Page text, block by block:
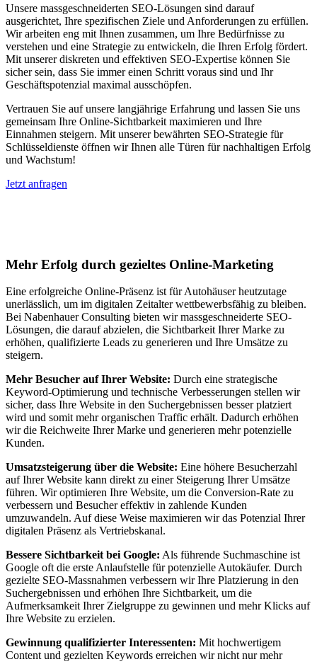
Unsere massgeschneiderten SEO-Lösungen sind darauf
ausgerichtet, Ihre spezifischen Ziele und Anforderungen zu erfüllen.
Wir arbeiten eng mit Ihnen zusammen, um Ihre Bedürfnisse zu
verstehen und eine Strategie zu entwickeln, die Ihren Erfolg fördert.
Mit unserer diskreten und effektiven SEO-Expertise können Sie
sicher sein, dass Sie immer einen Schritt voraus sind und Ihr
Geschäftspotenzial maximal ausschöpfen.
Vertrauen Sie auf unsere langjährige Erfahrung und lassen Sie uns
gemeinsam Ihre Online-Sichtbarkeit maximieren und Ihre
Einnahmen steigern. Mit unserer bewährten SEO-Strategie für
Schlüsseldienste öffnen wir Ihnen alle Türen für nachhaltigen Erfolg
und Wachstum!
Jetzt anfragen
Mehr Erfolg durch gezieltes Online-Marketing
Eine erfolgreiche Online-Präsenz ist für Autohäuser heutzutage
unerlässlich, um im digitalen Zeitalter wettbewerbsfähig zu bleiben.
Bei Nabenhauer Consulting bieten wir massgeschneiderte SEO-
Lösungen, die darauf abzielen, die Sichtbarkeit Ihrer Marke zu
erhöhen, qualifizierte Leads zu generieren und Ihre Umsätze zu
steigern.
Mehr Besucher auf Ihrer Website: Durch eine strategische
Keyword-Optimierung und technische Verbesserungen stellen wir
sicher, dass Ihre Website in den Suchergebnissen besser platziert
wird und somit mehr organischen Traffic erhält. Dadurch erhöhen
wir die Reichweite Ihrer Marke und generieren mehr potenzielle
Kunden.
Umsatzsteigerung über die Website: Eine höhere Besucherzahl
auf Ihrer Website kann direkt zu einer Steigerung Ihrer Umsätze
führen. Wir optimieren Ihre Website, um die Conversion-Rate zu
verbessern und Besucher effektiv in zahlende Kunden
umzuwandeln. Auf diese Weise maximieren wir das Potenzial Ihrer
digitalen Präsenz als Vertriebskanal.
Bessere Sichtbarkeit bei Google: Als führende Suchmaschine ist
Google oft die erste Anlaufstelle für potenzielle Autokäufer. Durch
gezielte SEO-Massnahmen verbessern wir Ihre Platzierung in den
Suchergebnissen und erhöhen Ihre Sichtbarkeit, um die
Aufmerksamkeit Ihrer Zielgruppe zu gewinnen und mehr Klicks auf
Ihre Website zu erzielen.
Gewinnung qualifizierter Interessenten: Mit hochwertigem
Content und gezielten Keywords erreichen wir nicht nur mehr